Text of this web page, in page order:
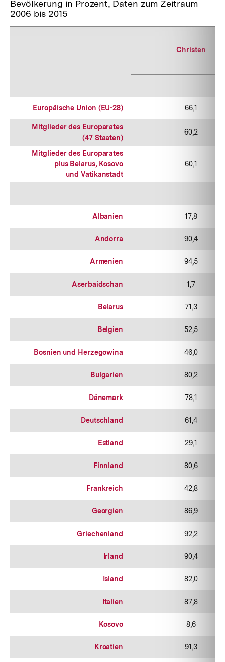
Bevölkerung in Prozent, Daten zum Zeitraum
2006 bis 2015
Christen
Europäische Union (EU-28) 66,1
Mitglieder des Europarates
(47 Staaten)
60,2
Mitglieder des Europarates
plus Belarus, Kosovo
und Vatikanstadt
60,1
Albanien 17,8
Andorra 90,4
Armenien 94,5
Aserbaidschan 1,7
Belarus 71,3
Belgien 52,5
Bosnien und Herzegowina 46,0
Bulgarien 80,2
Dänemark 78,1
Deutschland 61,4
Estland 29,1
Finnland 80,6
Frankreich 42,8
Georgien 86,9
Griechenland 92,2
Irland 90,4
Island 82,0
Italien 87,8
Kosovo 8,6
Kroatien 91,3